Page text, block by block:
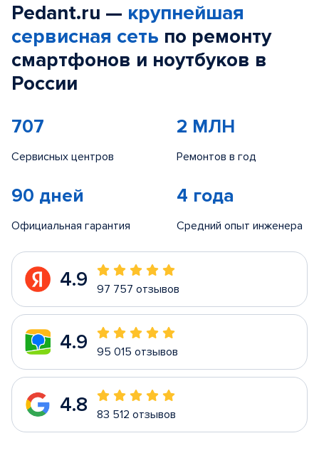
Pedant.ru — крупнейшая
сервисная сеть по ремонту
смартфонов и ноутбуков в
России
707
Сервисных центров
2 МЛН
Ремонтов в год
90 дней
Официальная гарантия
4 года
Средний опыт инженера
4.9 97 757 отзывов
4.9 95 015 отзывов
4.8 83 512 отзывов